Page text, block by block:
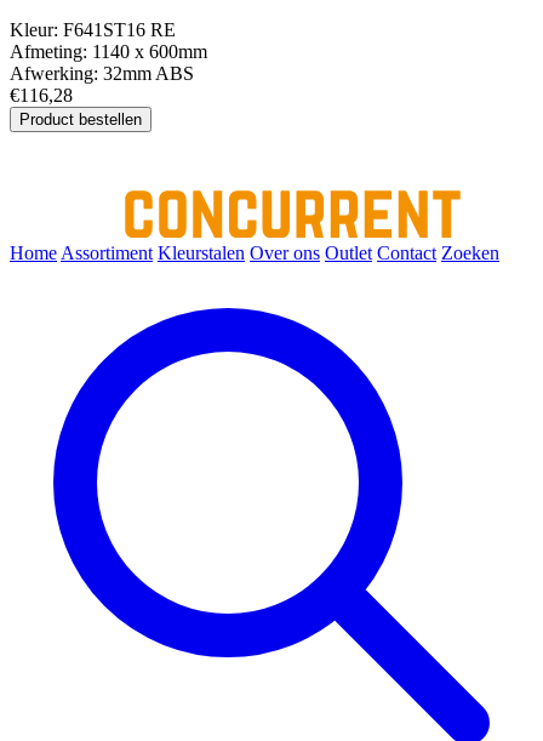
Kleur: F641ST16 RE
Afmeting: 1140 x 600mm
Afwerking: 32mm ABS
€116,28
Product bestellen
Home Assortiment Kleurstalen Over ons Outlet Contact Zoeken